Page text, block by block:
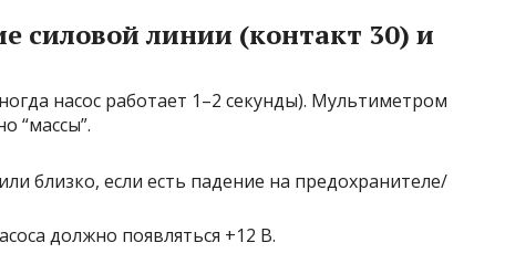
силовой линии (контакт 30) и
насос работает 1–2 секунды). Мультиметром
“массы”.
близко, если есть падение на предохранителе/
должно появляться +12 В.